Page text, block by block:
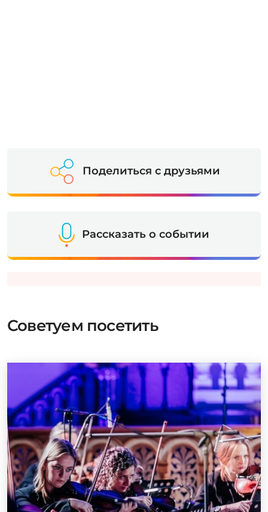
Поделиться с друзьями
Рассказать о событии
Советуем посетить